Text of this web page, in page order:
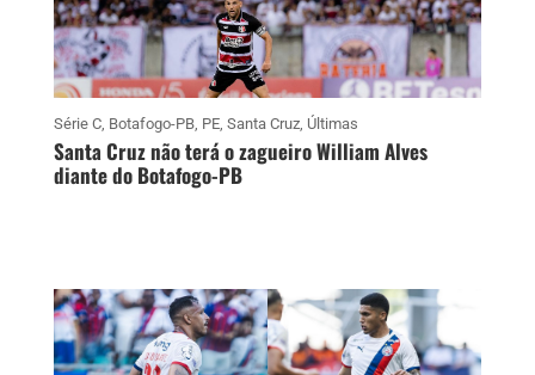
Série C, Botafogo-PB, PE, Santa Cruz, Últimas
Santa Cruz não terá o zagueiro William Alves
diante do Botafogo-PB